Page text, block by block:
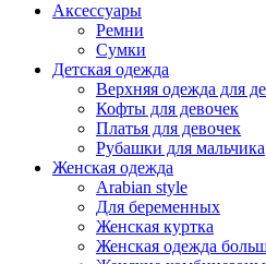
Аксессуары
Ремни
Сумки
Детская одежда
Верхняя одежда для
Кофты для девочек
Платья для девочек
Рубашки для мальчика
Женская одежда
Arabian style
Для беременных
Женская куртка
Женская одежда